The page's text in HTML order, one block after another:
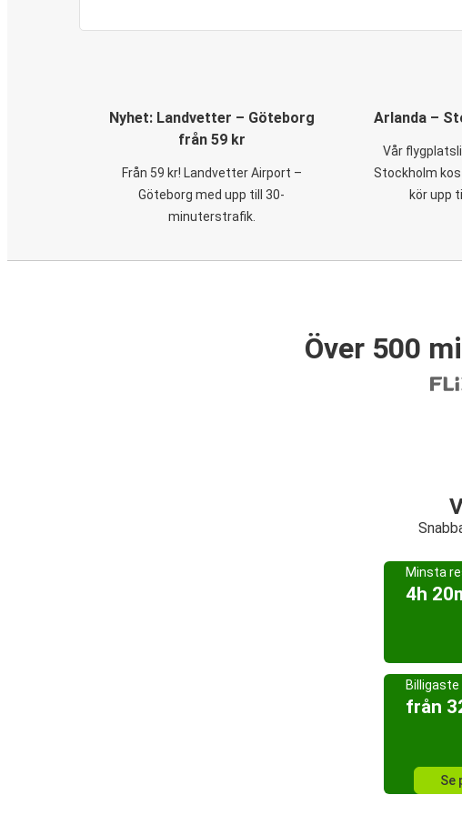
Nyhet: Landvetter – Göteborg
från 59 kr
Från 59 kr! Landvetter Airport –
Göteborg med upp till 30-
minuterstrafik.
Arlanda –
Vår
Stockholm
kör upp
Över 500
Minsta
4h
Billigaste
från
Se